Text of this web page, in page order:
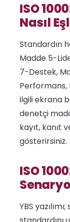
ISO
Nasıl
Standardın
Madde 5-
7-Destek,
Performans,
ilgili ekrana
denetçi
kayıt, kanıt
gösterirsiniz.
ISO
Senaryo
YBS